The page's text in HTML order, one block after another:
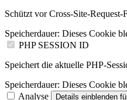
Schützt vor Cross-Site-
Speicherdauer: Dieses Cookie
PHP SESSION ID
Speichert die aktuelle PHP-
Speicherdauer: Dieses Cookie
Analyse
Details einblenden